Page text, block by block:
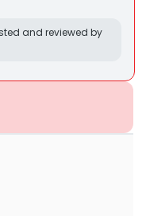
and reviewed by